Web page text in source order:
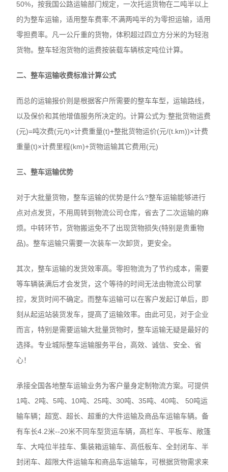
50%，按我国公路运输部门规定，一次托运货物在二吨半以上
的为整车运输，适用整车费率;不满两吨半的为零担运输，适用
零担费率。凡一公斤重的货物，体积超过四立方分米的为轻泡
货物。整车轻泡货物的运费按装载车辆核定吨位计算。
二、整车运输收费标准计算公式
而总的运输报价则是根据客户所需要的整车车型，运输路线，
以及保价和其他增值服务所决定的。计算公式为:整批货物运费
(元)=吨次费(元/t)×计费重量(t)+整批货物运价(元/(t.km))×计费
重量(t)×计费里程(km)+货物运输其它费用(元)
三、整车运输优势
对于大批量货物，整车运输的优势是什么?整车运输能够进行
点对点发货，不用周转到物流公司仓库，省去了二次运输的麻
烦。中转环节，货物搬运免不了出现货物损失(特别是贵重物
品)。整车运输只需要一次装车一次卸货，更安全。
其次，整车运输的发货效率高。零担物流为了节约成本，需要
等车辆装满后才会发货，这个等待的时间无法由物流公司掌
控，发货时间不确定。而整车运输可以在客户发起订单后，即
刻从起运站装货发车，提高了运输效率。由此可见，对于企业
而言，特别是需要运输大批量货物时，整车运输无疑是最好的
选择。专业城际整车运输服务平台，高效、诚信、安全、省
心！
承接全国各地整车运输业务为客户量身定制物流方案。可提供
1吨、2吨、5吨、10吨、25吨、30吨、35吨、40吨、 50吨运
输车辆；超宽、超长、超重的大件运输及商品车运输车辆。备
有车长4.2米--20米不同车型货运车辆，高栏车、平板车、敞篷
车、大吨位半挂车、集装箱运输车、高低板车、全封闭车、半
封闭车、超限大件运输车和商品车运输车，可根据货物需求来